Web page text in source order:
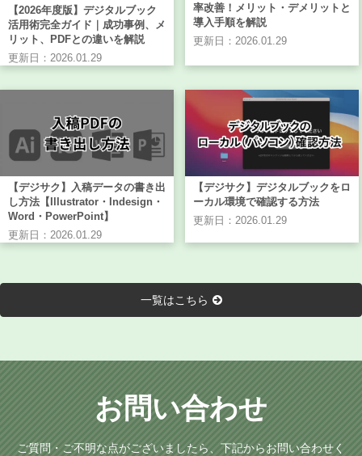
【2026年度版】デジタルブック
活用術完全ガイド｜成功事例、メ
リット、PDFとの違いを解説
更新日：2026.01.29
率改善！メリット・デメリットと
導入手順を解説
更新日：2026.01.29
【デジサク】入稿データの書き出
し方法【Illustrator・Indesign・
Word・PowerPoint】
更新日：2026.01.29
【デジサク】デジタルブックをロ
ーカル環境で確認する方法
更新日：2026.01.29
一覧はこちら
お問い合わせ
ご質問・ご不明な点がございましたら、下記からお問い合わせく